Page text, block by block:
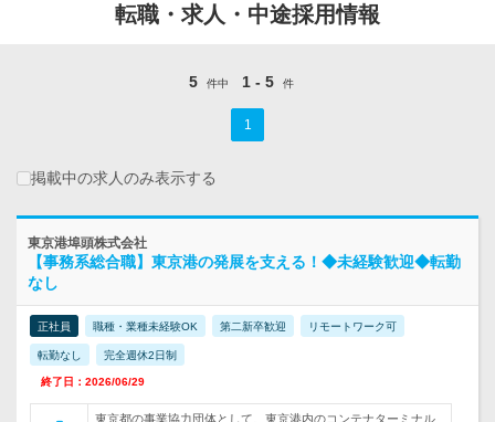
転職・求人・中途採用情報
5 件中 1 - 5 件
1
掲載中の求人のみ表示する
東京港埠頭株式会社
【事務系総合職】東京港の発展を支える！◆未経験歓迎◆転勤
なし
正社員 職種・業種未経験OK 第二新卒歓迎 リモートワーク可
転勤なし 完全週休2日制
終了日：2026/06/29
東京都の事業協力団体として、東京港内のコンテナターミナル